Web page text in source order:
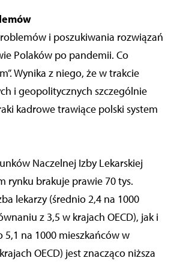
i poszukiwania rozwiązań
Polaków po pandemii. Co
Wynika z niego, że w trakcie
i geopolitycznych szczególnie
kadrowe trawiące polski system
Naczelnej Izby Lekarskiej
rynku brakuje prawie 70 tys.
lekarzy (średnio 2,4 na 1000
z 3,5 w krajach OECD), jak i
5,1 na 1000 mieszkańców w
OECD) jest znacząco niższa